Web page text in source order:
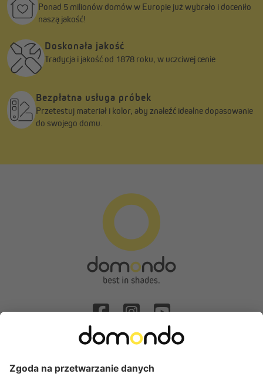
Ponad 5 milionów domów w Europie już wybrało i doceniło
naszą jakość!
Doskonała jakość
Tradycja i jakość od 1878 roku, w uczciwej cenie
Bezpłatna usługa próbek
Przetestuj materiał i kolor, aby znaleźć idealne dopasowanie
do swojego domu.
Odstąpienie od umowy